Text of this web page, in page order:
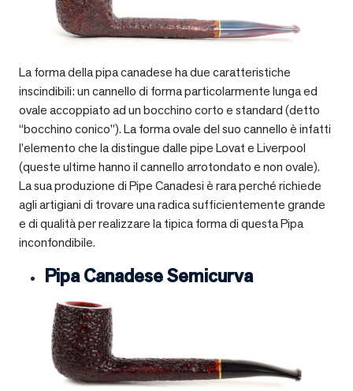
La forma della pipa canadese ha due caratteristiche
inscindibili: un cannello di forma particolarmente lunga ed
ovale accoppiato ad un bocchino corto e standard (detto
“bocchino conico”). La forma ovale del suo cannello è infatti
l’elemento che la distingue dalle pipe Lovat e Liverpool
(queste ultime hanno il cannello arrotondato e non ovale).
La sua produzione di Pipe Canadesi è rara perché richiede
agli artigiani di trovare una radica sufficientemente grande
e di qualità per realizzare la tipica forma di questa Pipa
inconfondibile.
Pipa Canadese Semicurva